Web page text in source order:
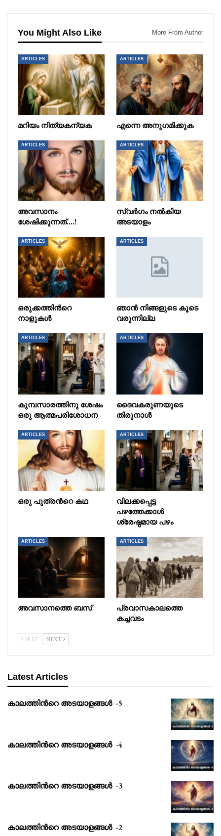
You Might Also Like More From Author
ARTICLES
മറിയം നിത്യകന്യക
ARTICLES
എന്നെ അനുഗമിക്കുക
ARTICLES
അവസാനം
ശേഷിക്കുന്നത്….!
ARTICLES
സ്വർഗം നൽകിയ
അടയാളം
ARTICLES
ഒരുക്കത്തിൻറെ
നാളുകൾ
ARTICLES
ഞാൻ നിങ്ങളുടെ കൂടെ
വരുന്നില്ല
ARTICLES
കുമ്പസാരത്തിനു ശേഷം
ഒരു ആത്മപരിശോധന
ARTICLES
ദൈവകരുണയുടെ
തിരുനാൾ
ARTICLES
ഒരു പുത്രൻറെ കഥ
ARTICLES
വിലക്കപ്പെട്ട
പഴത്തേക്കാൾ
ശ്രേഷ്ഠമായ പഴം
ARTICLES
അവസാനത്തെ ബസ്
ARTICLES
പ്രവാസകാലത്തെ
കച്ചവടം
PREV NEXT
Latest Articles
കാലത്തിൻറെ അടയാളങ്ങൾ -5
കാലത്തിൻറെ അടയാളങ്ങൾ -4
കാലത്തിൻറെ അടയാളങ്ങൾ -3
കാലത്തിൻറെ അടയാളങ്ങൾ -2